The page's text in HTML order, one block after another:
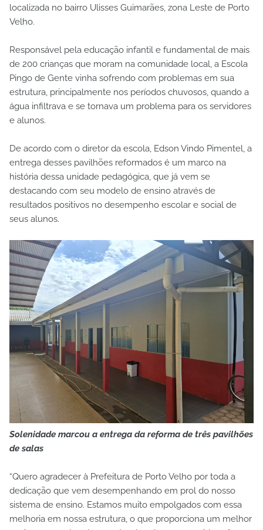
localizada no bairro Ulisses Guimarães, zona Leste de Porto
Velho.
Responsável pela educação infantil e fundamental de mais
de 200 crianças que moram na comunidade local, a Escola
Pingo de Gente vinha sofrendo com problemas em sua
estrutura, principalmente nos períodos chuvosos, quando a
água infiltrava e se tornava um problema para os servidores
e alunos.
De acordo com o diretor da escola, Edson Vindo Pimentel, a
entrega desses pavilhões reformados é um marco na
história dessa unidade pedagógica, que já vem se
destacando com seu modelo de ensino através de
resultados positivos no desempenho escolar e social de
seus alunos.
Solenidade marcou a entrega da reforma de três pavilhões
de salas
“Quero agradecer à Prefeitura de Porto Velho por toda a
dedicação que vem desempenhando em prol do nosso
sistema de ensino. Estamos muito empolgados com essa
melhoria em nossa estrutura, o que proporciona um melhor